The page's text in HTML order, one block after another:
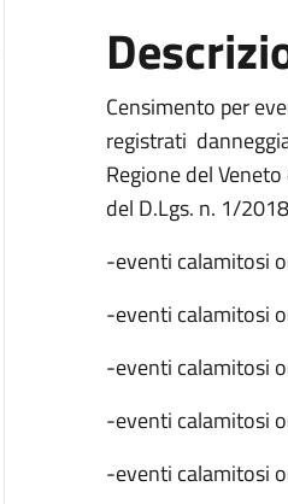
Censimento per
registrati
Regione del
del D.Lgs. n. 1/
-eventi calamitosi
-eventi calamitosi
-eventi calamitosi
-eventi calamitosi
-eventi calamitosi